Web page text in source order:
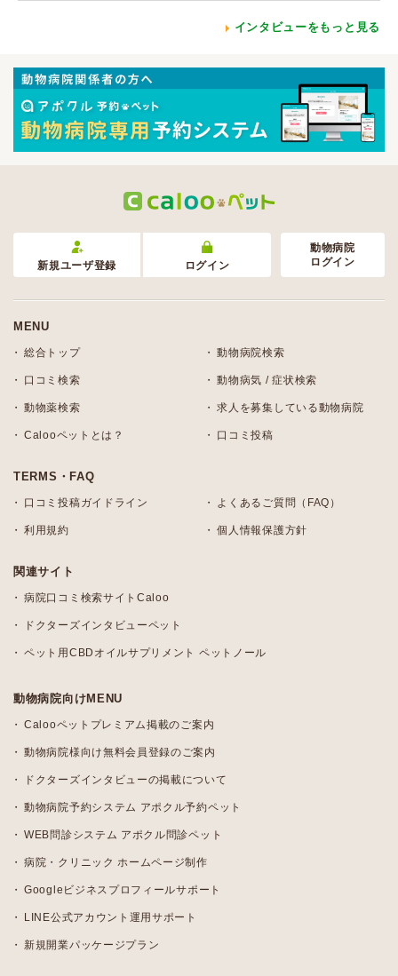
インタビューをもっと見る
新規ユーザ登録 ログイン
動物病院
ログイン
MENU
総合トップ 動物病院検索
口コミ検索 動物病気 / 症状検索
動物薬検索 求人を募集している動物病院
Calooペットとは？ 口コミ投稿
TERMS・FAQ
口コミ投稿ガイドライン よくあるご質問（FAQ）
利用規約 個人情報保護方針
関連サイト
病院口コミ検索サイトCaloo
ドクターズインタビューペット
ペット用CBDオイルサプリメント ペットノール
動物病院向けMENU
Calooペットプレミアム掲載のご案内
動物病院様向け無料会員登録のご案内
ドクターズインタビューの掲載について
動物病院予約システム アポクル予約ペット
WEB問診システム アポクル問診ペット
病院・クリニック ホームページ制作
Googleビジネスプロフィールサポート
LINE公式アカウント運用サポート
新規開業パッケージプラン